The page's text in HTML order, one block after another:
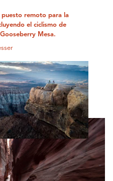
puesto remoto para la
el ciclismo de
Mesa.